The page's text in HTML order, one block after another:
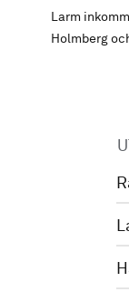
Larm
Holmberg